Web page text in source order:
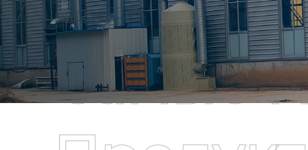
Самые